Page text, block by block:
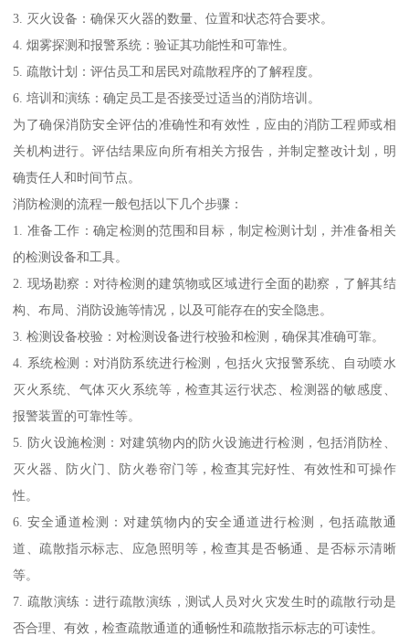
3. 灭火设备：确保灭火器的数量、位置和状态符合要求。
4. 烟雾探测和报警系统：验证其功能性和可靠性。
5. 疏散计划：评估员工和居民对疏散程序的了解程度。
6. 培训和演练：确定员工是否接受过适当的消防培训。
为了确保消防安全评估的准确性和有效性，应由的消防工程师或相
关机构进行。评估结果应向所有相关方报告，并制定整改计划，明
确责任人和时间节点。
消防检测的流程一般包括以下几个步骤：
1. 准备工作：确定检测的范围和目标，制定检测计划，并准备相关
的检测设备和工具。
2. 现场勘察：对待检测的建筑物或区域进行全面的勘察，了解其结
构、布局、消防设施等情况，以及可能存在的安全隐患。
3. 检测设备校验：对检测设备进行校验和检测，确保其准确可靠。
4. 系统检测：对消防系统进行检测，包括火灾报警系统、自动喷水
灭火系统、气体灭火系统等，检查其运行状态、检测器的敏感度、
报警装置的可靠性等。
5. 防火设施检测：对建筑物内的防火设施进行检测，包括消防栓、
灭火器、防火门、防火卷帘门等，检查其完好性、有效性和可操作
性。
6. 安全通道检测：对建筑物内的安全通道进行检测，包括疏散通
道、疏散指示标志、应急照明等，检查其是否畅通、是否标示清晰
等。
7. 疏散演练：进行疏散演练，测试人员对火灾发生时的疏散行动是
否合理、有效，检查疏散通道的通畅性和疏散指示标志的可读性。